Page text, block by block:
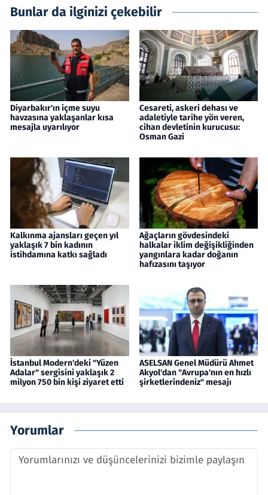
Bunlar da ilginizi çekebilir
Diyarbakır'ın içme suyu
havzasına yaklaşanlar kısa
mesajla uyarılıyor
Cesareti, askeri dehası ve
adaletiyle tarihe yön veren,
cihan devletinin kurucusu:
Osman Gazi
Kalkınma ajansları geçen yıl
yaklaşık 7 bin kadının
istihdamına katkı sağladı
Ağaçların gövdesindeki
halkalar iklim değişikliğinden
yangınlara kadar doğanın
hafızasını taşıyor
İstanbul Modern'deki "Yüzen
Adalar" sergisini yaklaşık 2
milyon 750 bin kişi ziyaret etti
ASELSAN Genel Müdürü Ahmet
Akyol'dan "Avrupa'nın en hızlı
şirketlerindeniz" mesajı
Yorumlar